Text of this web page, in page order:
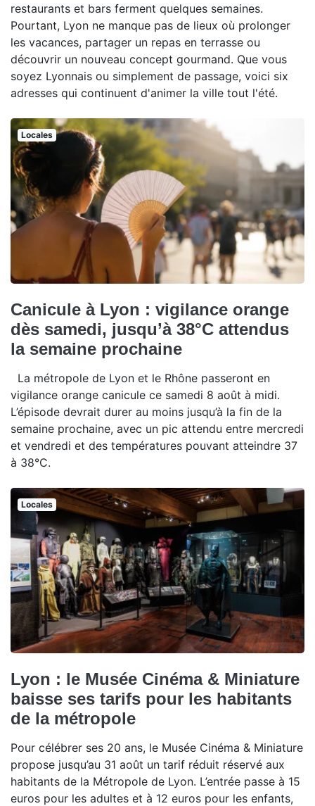
restaurants et bars ferment quelques semaines.
Pourtant, Lyon ne manque pas de lieux où prolonger
les vacances, partager un repas en terrasse ou
découvrir un nouveau concept gourmand. Que vous
soyez Lyonnais ou simplement de passage, voici six
adresses qui continuent d'animer la ville tout l'été.
Locales
Canicule à Lyon : vigilance orange
dès samedi, jusqu’à 38°C attendus
la semaine prochaine
La métropole de Lyon et le Rhône passeront en
vigilance orange canicule ce samedi 8 août à midi.
L’épisode devrait durer au moins jusqu’à la fin de la
semaine prochaine, avec un pic attendu entre mercredi
et vendredi et des températures pouvant atteindre 37
à 38°C.
Locales
Lyon : le Musée Cinéma & Miniature
baisse ses tarifs pour les habitants
de la métropole
Pour célébrer ses 20 ans, le Musée Cinéma & Miniature
propose jusqu’au 31 août un tarif réduit réservé aux
habitants de la Métropole de Lyon. L’entrée passe à 15
euros pour les adultes et à 12 euros pour les enfants,